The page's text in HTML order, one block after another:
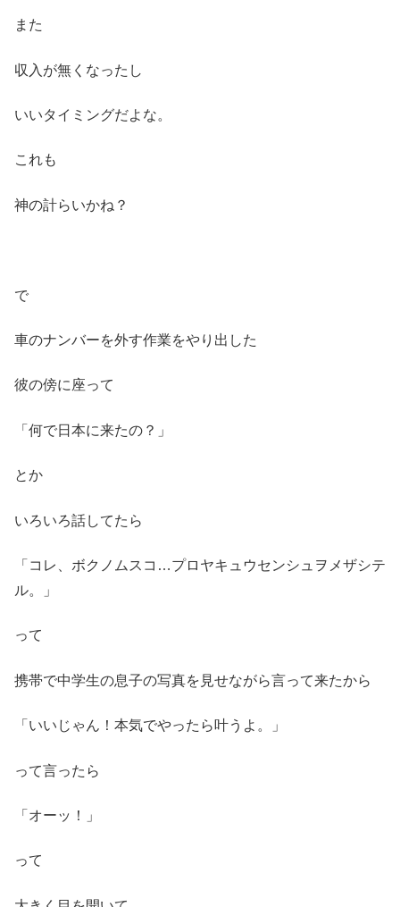
また
収入が無くなったし
いいタイミングだよな。
これも
神の計らいかね？
で
車のナンバーを外す作業をやり出した
彼の傍に座って
「何で日本に来たの？」
とか
いろいろ話してたら
「コレ、ボクノムスコ…プロヤキュウセンシュヲメザシテ
ル。」
って
携帯で中学生の息子の写真を見せながら言って来たから
「いいじゃん！本気でやったら叶うよ。」
って言ったら
「オーッ！」
って